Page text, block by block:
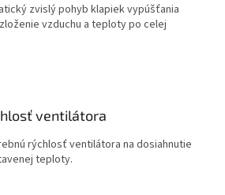
zvislý pohyb klapiek vypúšťania
vzduchu a teploty po celej
ventilátora
rýchlosť ventilátora na dosiahnutie
teploty.